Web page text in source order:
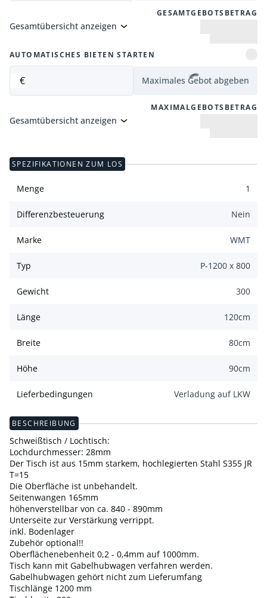
GESAMTGEBOTSBETRAG
Gesamtübersicht anzeigen
AUTOMATISCHES BIETEN STARTEN
€ Maximales Gebot abgeben
MAXIMALGEBOTSBETRAG
Gesamtübersicht anzeigen
SPEZIFIKATIONEN ZUM LOS
Menge 1
Differenzbesteuerung Nein
Marke WMT
Typ P-1200 x 800
Gewicht 300
Länge 120cm
Breite 80cm
Höhe 90cm
Lieferbedingungen Verladung auf LKW
BESCHREIBUNG
Schweißtisch / Lochtisch:
Lochdurchmesser: 28mm
Der Tisch ist aus 15mm starkem, hochlegierten Stahl S355 JR
T=15
Die Oberfläche ist unbehandelt.
Seitenwangen 165mm
höhenverstellbar von ca. 840 - 890mm
Unterseite zur Verstärkung verrippt.
inkl. Bodenlager
Zubehör optional!!
Oberflächenebenheit 0,2 - 0,4mm auf 1000mm.
Tisch kann mit Gabelhubwagen verfahren werden.
Gabelhubwagen gehört nicht zum Lieferumfang
Tischlänge 1200 mm